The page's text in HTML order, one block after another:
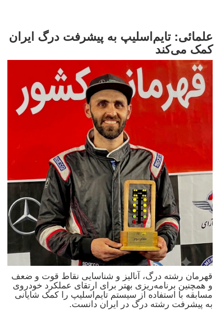
علمائی: تایم‌اسلیپ به پیشرفت درگ ایران
کمک می‌کند
قهرمان رشته درگ، آنالیز و شناسایی نقاط قوت و ضعف
و همچنین برنامه‌ریزی بهتر برای ارتقای عملکرد خودروی
مسابقه با استفاده از سیستم تایم‌اسلیپ را کمک شایانی
به پیشرفت رشته درگ در ایران دانست.